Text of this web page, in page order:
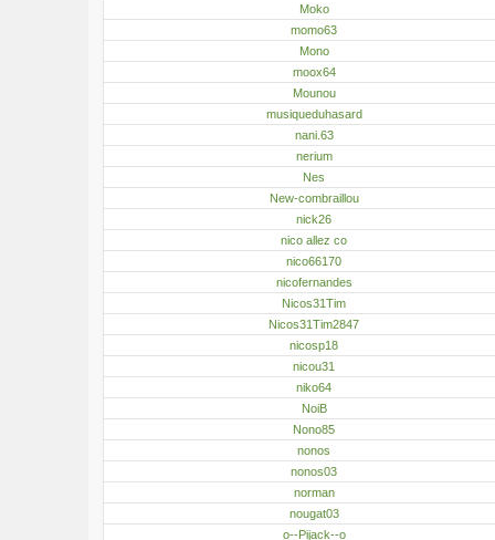
Moko
momo63
Mono
moox64
Mounou
musiqueduhasard
nani.63
nerium
Nes
New-combraillou
nick26
nico allez co
nico66170
nicofernandes
Nicos31Tim
Nicos31Tim2847
nicosp18
nicou31
niko64
NoiB
Nono85
nonos
nonos03
norman
nougat03
o--Pijack--o